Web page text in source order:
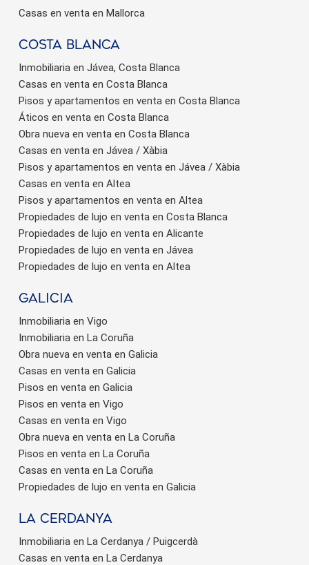
Casas en venta en Mallorca
Costa Blanca
Inmobiliaria en Jávea, Costa Blanca
Casas en venta en Costa Blanca
Pisos y apartamentos en venta en Costa Blanca
Áticos en venta en Costa Blanca
Obra nueva en venta en Costa Blanca
Casas en venta en Jávea / Xàbia
Pisos y apartamentos en venta en Jávea / Xàbia
Casas en venta en Altea
Pisos y apartamentos en venta en Altea
Propiedades de lujo en venta en Costa Blanca
Propiedades de lujo en venta en Alicante
Propiedades de lujo en venta en Jávea
Propiedades de lujo en venta en Altea
Galicia
Inmobiliaria en Vigo
Inmobiliaria en La Coruña
Obra nueva en venta en Galicia
Casas en venta en Galicia
Pisos en venta en Galicia
Pisos en venta en Vigo
Casas en venta en Vigo
Obra nueva en venta en La Coruña
Pisos en venta en La Coruña
Casas en venta en La Coruña
Propiedades de lujo en venta en Galicia
La Cerdanya
Inmobiliaria en La Cerdanya / Puigcerdà
Casas en venta en La Cerdanya